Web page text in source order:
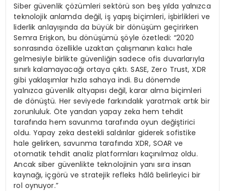
Siber güvenlik çözümleri sektörü son beş yılda yalnızca
teknolojik anlamda değil, iş yapış biçimleri, işbirlikleri ve
liderlik anlayışında da büyük bir dönüşüm geçirirken
Semra Erişkon, bu dönüşümü şöyle özetledi: “2020
sonrasında özellikle uzaktan çalışmanın kalıcı hale
gelmesiyle birlikte güvenliğin sadece ofis duvarlarıyla
sınırlı kalamayacağı ortaya çıktı. SASE, Zero Trust, XDR
gibi yaklaşımlar hızla sahaya indi. Bu dönemde
yalnızca güvenlik altyapısı değil, karar alma biçimleri
de dönüştü. Her seviyede farkındalık yaratmak artık bir
zorunluluk. Öte yandan yapay zeka hem tehdit
tarafında hem savunma tarafında oyun değiştirici
oldu. Yapay zeka destekli saldırılar giderek sofistike
hale gelirken, savunma tarafında XDR, SOAR ve
otomatik tehdit analiz platformları kaçınılmaz oldu.
Ancak siber güvenlikte teknolojinin yanı sıra insan
kaynağı, içgörü ve stratejik refleks hâlâ belirleyici bir
rol oynuyor.”